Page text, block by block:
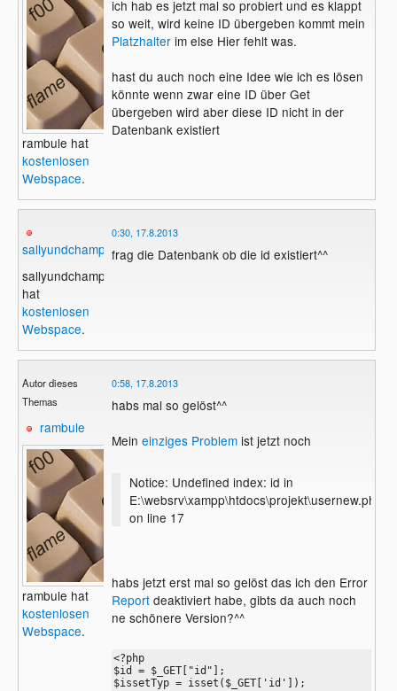
rambule hat
kostenlosen
Webspace.
ich hab es jetzt mal so probiert und es klappt
so weit, wird keine ID übergeben kommt mein
Platzhalterim else Hier fehlt was.
hast du auch noch eine Idee wie ich es lösen
könnte wenn zwar eine ID über Get
übergeben wird aber diese ID nicht in der
Datenbank existiert
sallyundchamp
sallyundchamp
hat
kostenlosen
Webspace.
0:30, 17.8.2013
frag die Datenbank ob die id existiert^^
Autor dieses
Themas
rambule
rambule hat
kostenlosen
Webspace.
0:58, 17.8.2013
habs mal so gelöst^^
Mein einziges Problemist jetzt noch
Notice: Undefined index: id in
E:\websrv\xampp\htdocs\projekt\usernew.php
on line 17
habs jetzt erst mal so gelöst das ich den Error
Reportdeaktiviert habe, gibts da auch noch
ne schönere Version?^^
<?php
$id = $_GET["id"];
$issetTyp = isset($_GET['id']);